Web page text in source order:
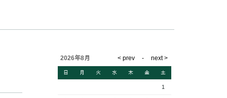
2026年8月
日 月 火 水 木 金 土
1